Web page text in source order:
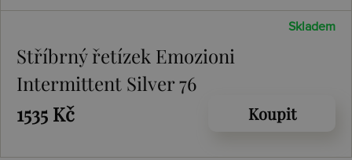
Skladem
Stříbrný řetízek Emozioni
Intermittent Silver 76
1535 Kč
Koupit